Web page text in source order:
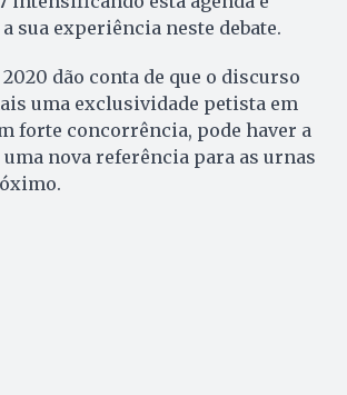
sua experiência neste debate.
dão conta de que o discurso
uma exclusividade petista em
forte concorrência, pode haver a
nova referência para as urnas